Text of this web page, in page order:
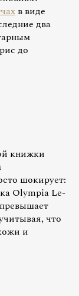
в виде
два
до
книжки
шокирует:
Olympia Le-
что
и